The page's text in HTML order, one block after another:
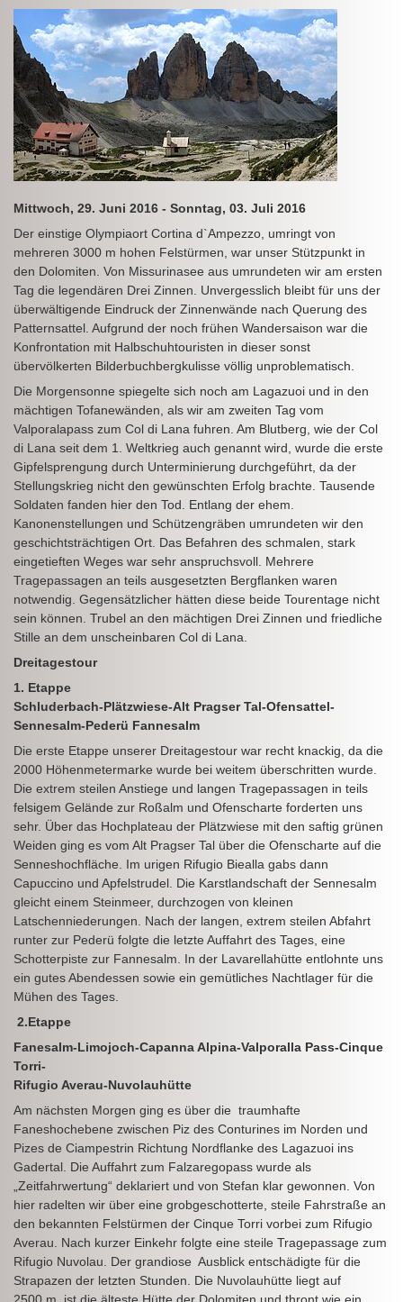
Mittwoch, 29. Juni 2016 - Sonntag, 03. Juli 2016
Der einstige Olympiaort Cortina d`Ampezzo, umringt von
mehreren 3000 m hohen Felstürmen, war unser Stützpunkt in
den Dolomiten. Von Missurinasee aus umrundeten wir am ersten
Tag die legendären Drei Zinnen. Unvergesslich bleibt für uns der
überwältigende Eindruck der Zinnenwände nach Querung des
Patternsattel. Aufgrund der noch frühen Wandersaison war die
Konfrontation mit Halbschuhtouristen in dieser sonst
übervölkerten Bilderbuchbergkulisse völlig unproblematisch.
Die Morgensonne spiegelte sich noch am Lagazuoi und in den
mächtigen Tofanewänden, als wir am zweiten Tag vom
Valporalapass zum Col di Lana fuhren. Am Blutberg, wie der Col
di Lana seit dem 1. Weltkrieg auch genannt wird, wurde die erste
Gipfelsprengung durch Unterminierung durchgeführt, da der
Stellungskrieg nicht den gewünschten Erfolg brachte. Tausende
Soldaten fanden hier den Tod. Entlang der ehem.
Kanonenstellungen und Schützengräben umrundeten wir den
geschichtsträchtigen Ort. Das Befahren des schmalen, stark
eingetieften Weges war sehr anspruchsvoll. Mehrere
Tragepassagen an teils ausgesetzten Bergflanken waren
notwendig. Gegensätzlicher hätten diese beide Tourentage nicht
sein können. Trubel an den mächtigen Drei Zinnen und friedliche
Stille an dem unscheinbaren Col di Lana.
Dreitagestour
1. Etappe
Schluderbach-Plätzwiese-Alt Pragser Tal-Ofensattel-
Sennesalm-Pederü Fannesalm
Die erste Etappe unserer Dreitagestour war recht knackig, da die
2000 Höhenmetermarke wurde bei weitem überschritten wurde.
Die extrem steilen Anstiege und langen Tragepassagen in teils
felsigem Gelände zur Roßalm und Ofenscharte forderten uns
sehr. Über das Hochplateau der Plätzwiese mit den saftig grünen
Weiden ging es vom Alt Pragser Tal über die Ofenscharte auf die
Senneshochfläche. Im urigen Rifugio Biealla gabs dann
Capuccino und Apfelstrudel. Die Karstlandschaft der Sennesalm
gleicht einem Steinmeer, durchzogen von kleinen
Latschenniederungen. Nach der langen, extrem steilen Abfahrt
runter zur Pederü folgte die letzte Auffahrt des Tages, eine
Schotterpiste zur Fannesalm. In der Lavarellahütte entlohnte uns
ein gutes Abendessen sowie ein gemütliches Nachtlager für die
Mühen des Tages.
2.Etappe
Fanesalm-Limojoch-Capanna Alpina-Valporalla Pass-Cinque
Torri-
Rifugio Averau-Nuvolauhütte
Am nächsten Morgen ging es über die traumhafte
Faneshochebene zwischen Piz des Conturines im Norden und
Pizes de Ciampestrin Richtung Nordflanke des Lagazuoi ins
Gadertal. Die Auffahrt zum Falzaregopass wurde als
„Zeitfahrwertung“ deklariert und von Stefan klar gewonnen. Von
hier radelten wir über eine grobgeschotterte, steile Fahrstraße an
den bekannten Felstürmen der Cinque Torri vorbei zum Rifugio
Averau. Nach kurzer Einkehr folgte eine steile Tragepassage zum
Rifugio Nuvolau. Der grandiose Ausblick entschädigte für die
Strapazen der letzten Stunden. Die Nuvolauhütte liegt auf